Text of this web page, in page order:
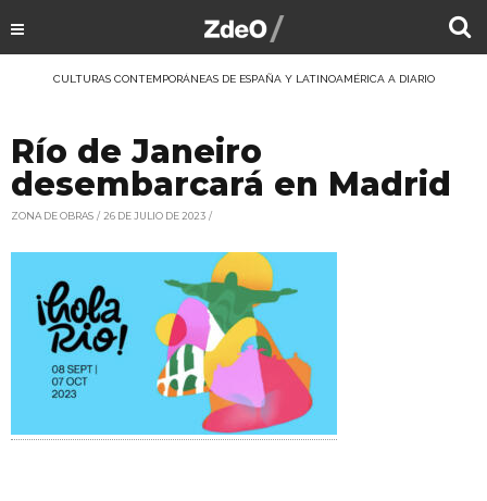
CULTURAS CONTEMPORÁNEAS DE ESPAÑA Y LATINOAMÉRICA A DIARIO
Río de Janeiro
desembarcará en Madrid
ZONA DE OBRAS 26 DE JULIO DE 2023